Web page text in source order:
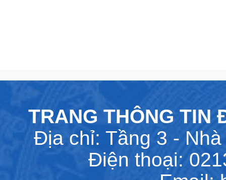
TRANG THÔNG TIN
Địa chỉ: Tầng 3 -
Điện thoại: